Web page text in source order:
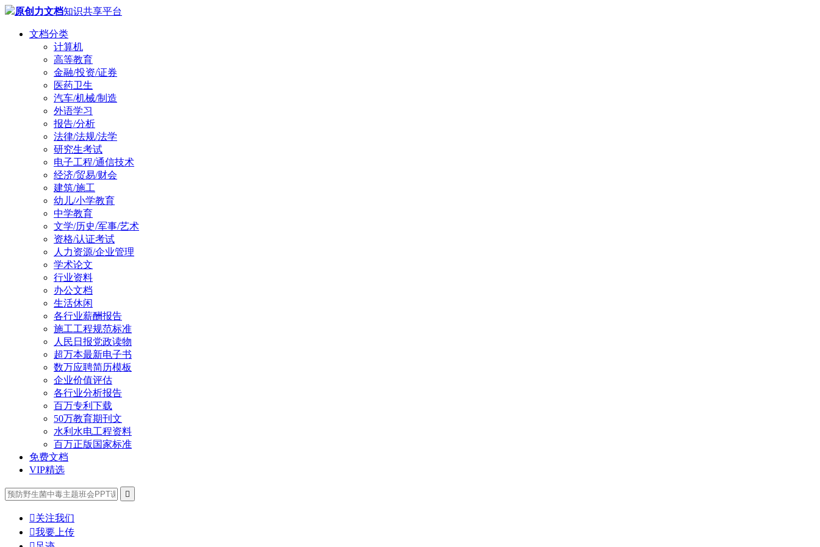
原创力文档知识共享平台
文档分类
计算机
高等教育
金融/投资/证券
医药卫生
汽车/机械/制造
外语学习
报告/分析
法律/法规/法学
研究生考试
电子工程/通信技术
经济/贸易/财会
建筑/施工
幼儿/小学教育
中学教育
文学/历史/军事/艺术
资格/认证考试
人力资源/企业管理
学术论文
行业资料
办公文档
生活休闲
各行业薪酬报告
施工工程规范标准
人民日报党政读物
超万本最新电子书
数万应聘简历模板
企业价值评估
各行业分析报告
百万专利下载
50万教育期刊文
水利水电工程资料
百万正版国家标准
免费文档
VIP精选

关注我们
我要上传